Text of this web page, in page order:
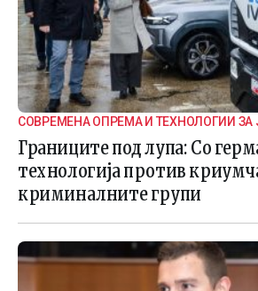
СОВРЕМЕНА ОПРЕМА И ТЕХНОЛОГИИ ЗА
ГРАНИЧНАТА БЕЗБЕДНОСТ
Границите под лупа: Со
технологија против
криминалните групи